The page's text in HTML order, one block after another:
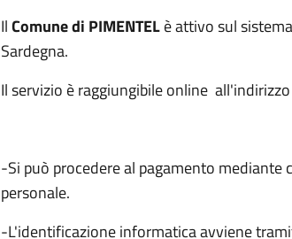
IlComune di PIMENTELè attivo sul
Sardegna.
Il servizio è raggiungibile online all'indirizzo
-Si può procedere al pagamento mediante
personale.
-L'identificazione informatica avviene